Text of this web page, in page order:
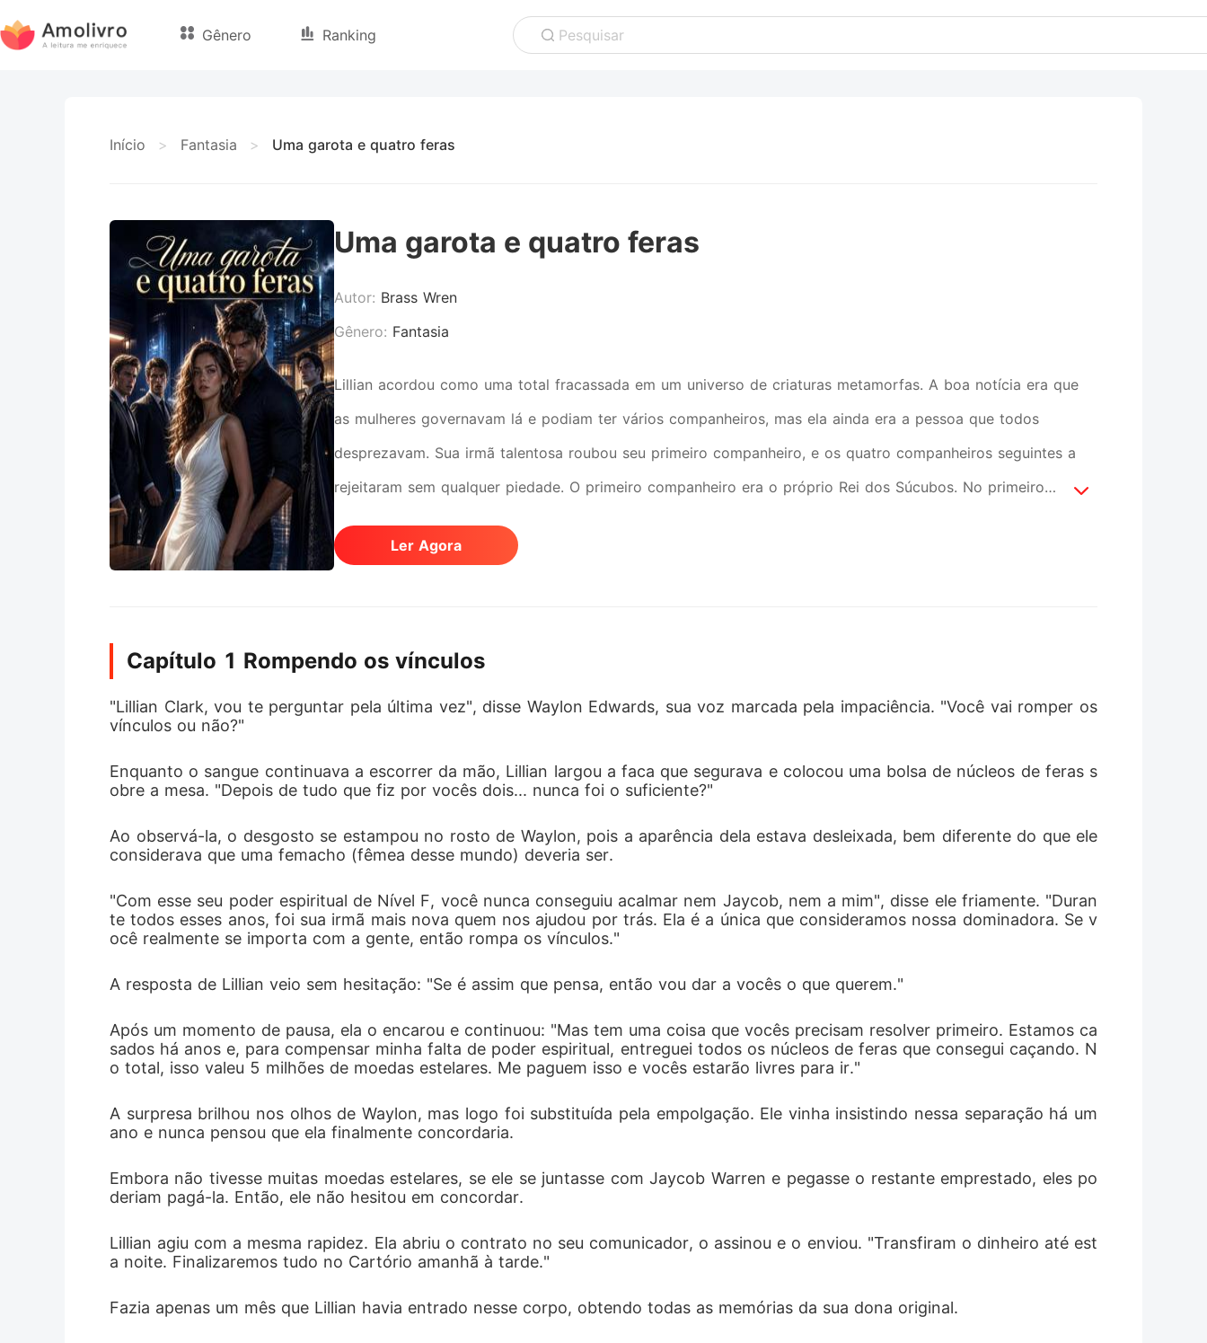
Gênero Ranking Pesquisar
Início > Fantasia > Uma garota e quatro feras
Uma garota e quatro feras
Autor: Brass Wren
Gênero: Fantasia
Lillian acordou como uma total fracassada em um universo de criaturas metamorfas. A boa notícia era que
as mulheres governavam lá e podiam ter vários companheiros, mas ela ainda era a pessoa que todos
desprezavam. Sua irmã talentosa roubou seu primeiro companheiro, e os quatro companheiros seguintes a
rejeitaram sem qualquer piedade. O primeiro companheiro era o próprio Rei dos Súcubos. No primeiro
encontro, ele avisou Lillian que só ficaria até se recuperar dos ferimentos e que nunca haveria qualquer tipo
de relacionamento entre eles. O segundo companheiro era um tritão. Ao dar uma olhada em Lillian, ele disse
admitiu que admirava a irmã de Lillian e deixou claro que não tinha interesse em uma preguiçosa como ela.
para ter mais poder. Assim, Lillian rompeu todos os vínculos e escolheu seguir seu próprio caminho. À
medida que ela subia cada vez mais, esses mesmos homens voltaram, cheios de arrependimento, implorando
para que ela os aceitasse novamente.
Ler Agora
Capítulo 1 Rompendo os vínculos
"Lillian Clark, vou te perguntar pela última vez", disse Waylon Edwards, sua voz marcada pela impaciência. "Você vai romper os
vínculos ou não?"
Enquanto o sangue continuava a escorrer da mão, Lillian largou a faca que segurava e colocou uma bolsa de núcleos de feras s
obre a mesa. "Depois de tudo que fiz por vocês dois... nunca foi o suficiente?"
Ao observá-la, o desgosto se estampou no rosto de Waylon, pois a aparência dela estava desleixada, bem diferente do que ele
considerava que uma femacho (fêmea desse mundo) deveria ser.
"Com esse seu poder espiritual de Nível F, você nunca conseguiu acalmar nem Jaycob, nem a mim", disse ele friamente. "Duran
te todos esses anos, foi sua irmã mais nova quem nos ajudou por trás. Ela é a única que consideramos nossa dominadora. Se v
ocê realmente se importa com a gente, então rompa os vínculos."
A resposta de Lillian veio sem hesitação: "Se é assim que pensa, então vou dar a vocês o que querem."
Após um momento de pausa, ela o encarou e continuou: "Mas tem uma coisa que vocês precisam resolver primeiro. Estamos ca
sados há anos e, para compensar minha falta de poder espiritual, entreguei todos os núcleos de feras que consegui caçando. N
o total, isso valeu 5 milhões de moedas estelares. Me paguem isso e vocês estarão livres para ir."
A surpresa brilhou nos olhos de Waylon, mas logo foi substituída pela empolgação. Ele vinha insistindo nessa separação há um
ano e nunca pensou que ela finalmente concordaria.
Embora não tivesse muitas moedas estelares, se ele se juntasse com Jaycob Warren e pegasse o restante emprestado, eles po
deriam pagá-la. Então, ele não hesitou em concordar.
Lillian agiu com a mesma rapidez. Ela abriu o contrato no seu comunicador, o assinou e o enviou. "Transfiram o dinheiro até est
a noite. Finalizaremos tudo no Cartório amanhã à tarde."
Fazia apenas um mês que Lillian havia entrado nesse corpo, obtendo todas as memórias da sua dona original.